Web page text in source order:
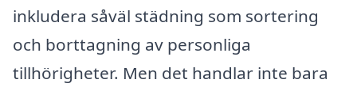
inkludera såväl städning som sortering
och borttagning av personliga
tillhörigheter. Men det handlar inte bara